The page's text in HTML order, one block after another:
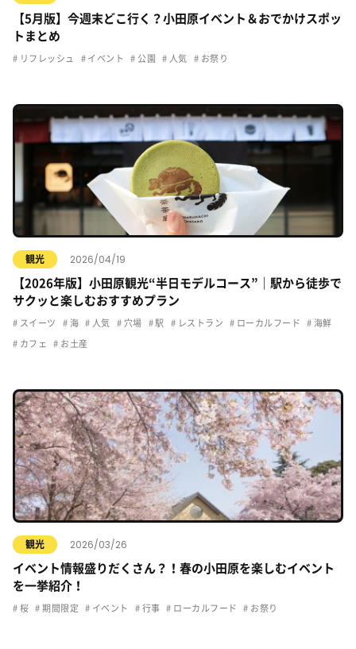
【5月版】今週末どこ行く？小田原イベント＆おでかけスポッ
トまとめ
リフレッシュ イベント 公園 人気 お祭り
観光 2026/04/19
【2026年版】小田原観光“半日モデルコース”｜駅から徒歩で
サクッと楽しむおすすめプラン
スイーツ 海 人気 穴場 駅 レストラン ローカルフード 海鮮
カフェ お土産
観光 2026/03/26
イベント情報盛りだくさん？！春の小田原を楽しむイベント
を一挙紹介！
桜 期間限定 イベント 行事 ローカルフード お祭り